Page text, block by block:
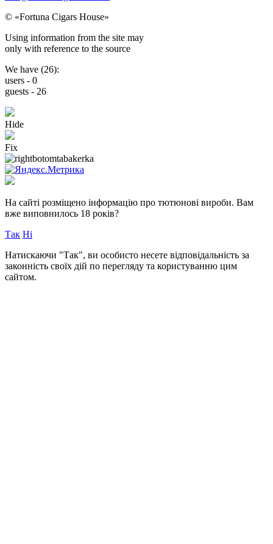
© «Fortuna Cigars House»
Using information from the site may
only with reference to the source
We have (26):
users - 0
guests - 26
Hide
Fix
На сайті розміщено інформацію про тютюнові вироби. Вам
вже виповнилось 18 років?
Так Ні
Натискаючи "Так", ви особисто несете відповідальність за
законність своїх дій по перегляду та користуванню цим
сайтом.